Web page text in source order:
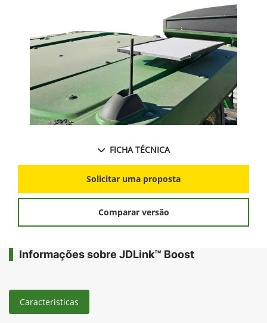
FICHA TÉCNICA
Solicitar uma proposta
Comparar versão
Informações sobre JDLink™ Boost
Caracteristicas